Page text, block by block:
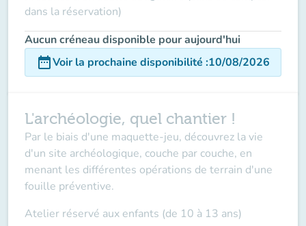
dans la réservation)
Aucun créneau disponible pour aujourd'hui
date_rangeVoir la prochaine disponibilité :10/08/2026
L'archéologie, quel chantier !
Par le biais d'une maquette-jeu, découvrez la vie
d'un site archéologique, couche par couche, en
menant les différentes opérations de terrain d'une
fouille préventive.
Atelier réservé aux enfants (de 10 à 13 ans)